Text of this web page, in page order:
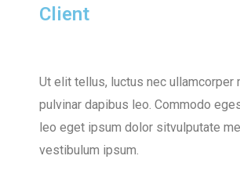
Client
Ut elit tellus, luctus nec ullamcorper
pulvinar dapibus leo. Commodo
leo eget ipsum dolor sitvulputate
vestibulum ipsum.